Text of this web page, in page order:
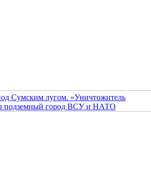
Сумским лугом. «Уничтожитель
подземный город ВСУ и НАТО